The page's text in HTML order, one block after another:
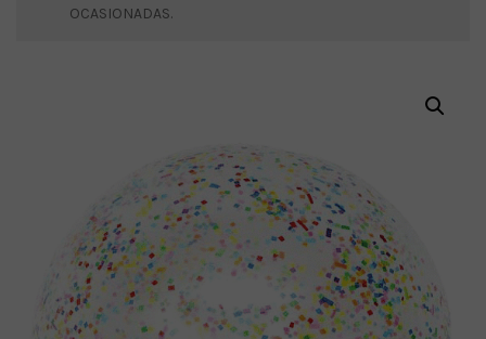
OCASIONADAS.